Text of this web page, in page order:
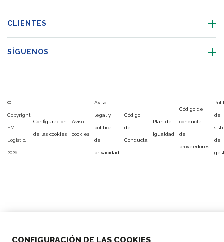
CONFIGURACIÓN DE LAS COOKIES
CLIENTES
SÍGUENOS
©
Copyright
FM
Logistic,
2026
Configuración
de las cookies
Aviso
cookies
Aviso
legal y
política
de
privacidad
Código
de
Conducta
Plan de
Igualdad
Código de
conducta
de
proveedores
de
de